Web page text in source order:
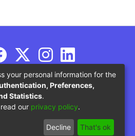
de Educación
your personal information for the
Preferences,
Statistics.
our privacy policy.
Decline That's ok